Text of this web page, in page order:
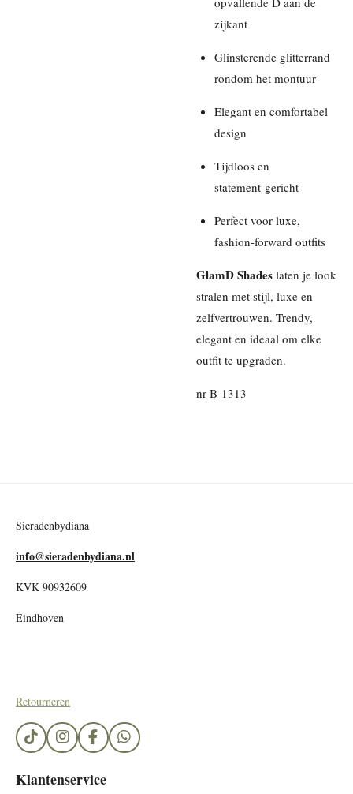
zijkant
Glinsterende glitterrand
rondom het montuur
Elegant en comfortabel
design
Tijdloos en
statement‑gericht
Perfect voor luxe,
fashion-forward outfits
GlamD Shades laten je look
stralen met stijl, luxe en
zelfvertrouwen. Trendy,
elegant en ideaal om elke
outfit te upgraden.
nr B-1313
Sieradenbydiana
info@sieradenbydiana.nl
KVK 90932609
Eindhoven
Retourneren
T
i
T
I
n
t
F
a
c
e
W
h
Klantenservice